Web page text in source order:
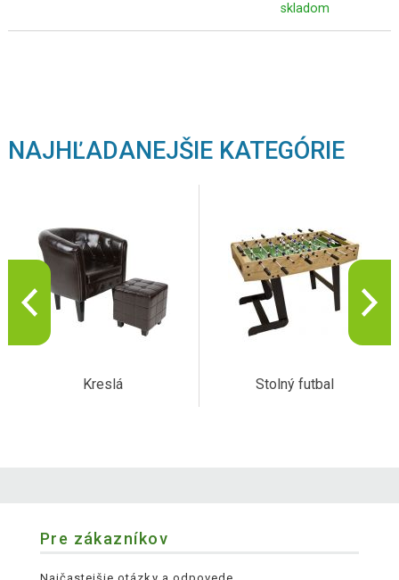
skladom
NAJHĽADANEJŠIE KATEGÓRIE
Kreslá Stolný futbal
Pre zákazníkov